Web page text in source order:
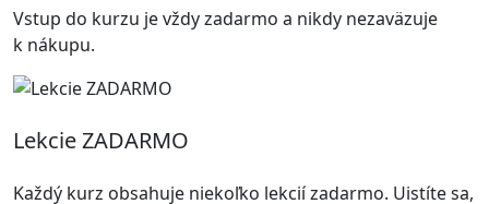
Vstup do kurzu je vždy zadarmo a nikdy nezaväzuje
k nákupu.
Lekcie ZADARMO
Každý kurz obsahuje niekoľko lekcií zadarmo. Uistíte sa,